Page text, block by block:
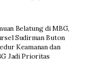
Belatung di MBG,
Sudirman Buton
Keamanan dan
Jadi Prioritas